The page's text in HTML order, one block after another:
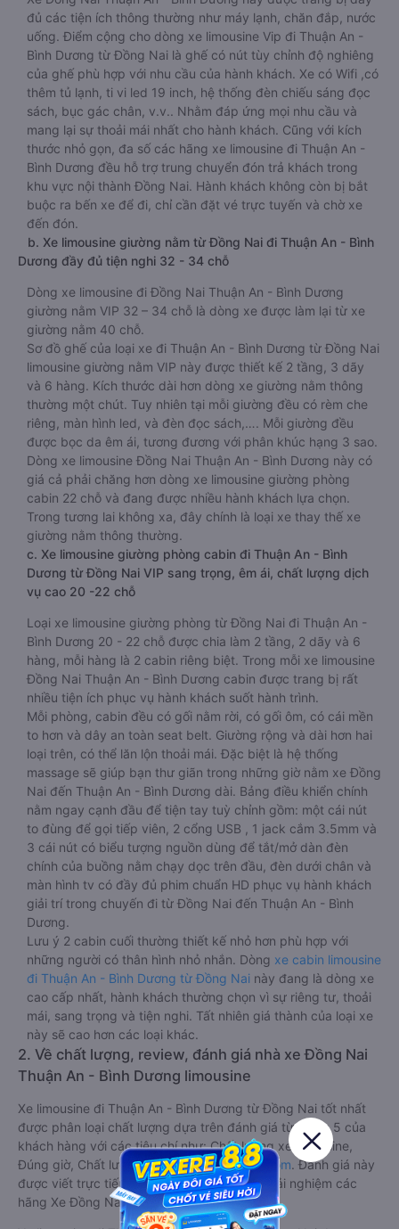
đủ các tiện ích thông thường như máy lạnh, chăn đắp, nước
uống. Điểm cộng cho dòng xe limousine Vip đi Thuận An -
Bình Dương từ Đồng Nai là ghế có nút tùy chỉnh độ nghiêng
của ghế phù hợp với nhu cầu của hành khách. Xe có Wifi ,có
thêm tủ lạnh, ti vi led 19 inch, hệ thống đèn chiếu sáng đọc
sách, bục gác chân, v.v.. Nhằm đáp ứng mọi nhu cầu và
mang lại sự thoải mái nhất cho hành khách. Cũng với kích
thước nhỏ gọn, đa số các hãng xe limousine đi Thuận An -
Bình Dương đều hỗ trợ trung chuyển đón trả khách trong
khu vực nội thành Đồng Nai. Hành khách không còn bị bắt
buộc ra bến xe để đi, chỉ cần đặt vé trực tuyến và chờ xe
đến đón.
b. Xe limousine giường nằm từ Đồng Nai đi Thuận An - Bình
Dương đầy đủ tiện nghi 32 - 34 chỗ
Dòng xe limousine đi Đồng Nai Thuận An - Bình Dương
giường nằm VIP 32 – 34 chỗ là dòng xe được làm lại từ xe
giường nằm 40 chỗ.
Sơ đồ ghế của loại xe đi Thuận An - Bình Dương từ Đồng Nai
limousine giường nằm VIP này được thiết kế 2 tầng, 3 dãy
và 6 hàng. Kích thước dài hơn dòng xe giường nằm thông
thường một chút. Tuy nhiên tại mỗi giường đều có rèm che
riêng, màn hình led, và đèn đọc sách,…. Mỗi giường đều
được bọc da êm ái, tương đương với phân khúc hạng 3 sao.
Dòng xe limousine Đồng Nai Thuận An - Bình Dương này có
giá cả phải chăng hơn dòng xe limousine giường phòng
cabin 22 chỗ và đang được nhiều hành khách lựa chọn.
Trong tương lai không xa, đây chính là loại xe thay thế xe
giường nằm thông thường.
c. Xe limousine giường phòng cabin đi Thuận An - Bình
Dương từ Đồng Nai VIP sang trọng, êm ái, chất lượng dịch
vụ cao 20 -22 chỗ
Loại xe limousine giường phòng từ Đồng Nai đi Thuận An -
Bình Dương 20 - 22 chỗ được chia làm 2 tầng, 2 dãy và 6
hàng, mỗi hàng là 2 cabin riêng biệt. Trong mỗi xe limousine
Đồng Nai Thuận An - Bình Dương cabin được trang bị rất
nhiều tiện ích phục vụ hành khách suốt hành trình.
Mỗi phòng, cabin đều có gối nằm rời, có gối ôm, có cái mền
to hơn và dây an toàn seat belt. Giường rộng và dài hơn hai
loại trên, có thể lăn lộn thoải mái. Đặc biệt là hệ thống
massage sẽ giúp bạn thư giãn trong những giờ nằm xe Đồng
Nai đến Thuận An - Bình Dương dài. Bảng điều khiển chính
nằm ngay cạnh đầu để tiện tay tuỳ chỉnh gồm: một cái nút
to đùng để gọi tiếp viên, 2 cổng USB , 1 jack cắm 3.5mm và
3 cái nút có biểu tượng nguồn dùng để tắt/mở dàn đèn
chính của buồng nằm chạy dọc trên đầu, đèn dưới chân và
màn hình tv có đầy đủ phim chuẩn HD phục vụ hành khách
giải trí trong chuyến đi từ Đồng Nai đến Thuận An - Bình
Dương.
Lưu ý 2 cabin cuối thường thiết kế nhỏ hơn phù hợp với
những người có thân hình nhỏ nhắn. Dòng xe cabin limousine
đi Thuận An - Bình Dương từ Đồng Nai này đang là dòng xe
cao cấp nhất, hành khách thường chọn vì sự riêng tư, thoải
mái, sang trọng và tiện nghi. Tất nhiên giá thành của loại xe
này sẽ cao hơn các loại khác.
2. Về chất lượng, review, đánh giá nhà xe Đồng Nai
Thuận An - Bình Dương limousine
Xe limousine đi Thuận An - Bình Dương từ Đồng Nai tốt nhất
được phân loại chất lượng dựa trên đánh giá từ 1 đến 5 của
khách hàng với các tiêu chí như: Chất lượng xe limousine,
Đúng giờ, Chất lượng phục vụ trênVexere.com. Đánh giá này
được viết trực tiếp bởi các khách hàng đã trải nghiệm các
hãng Xe Đồng Nai đi Thuận An - Bình Dương.